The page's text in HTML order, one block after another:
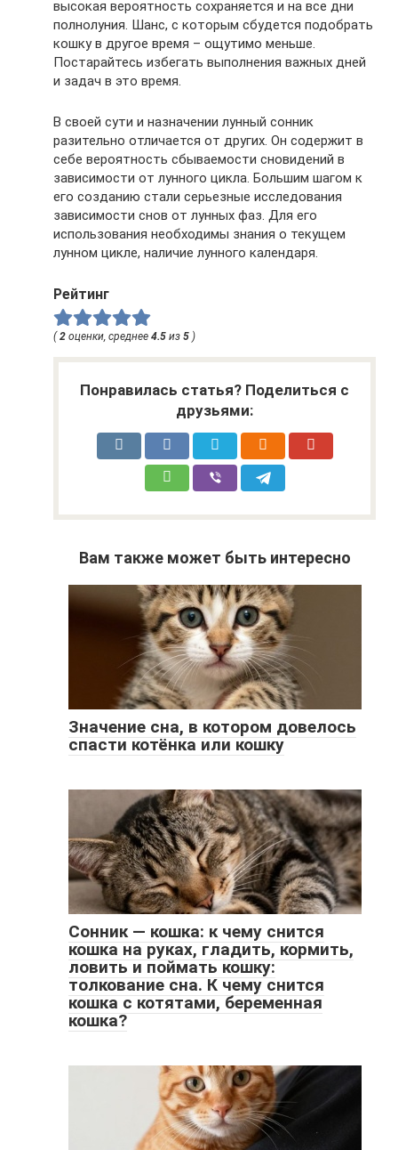
высокая вероятность сохраняется и на все дни
полнолуния. Шанс, с которым сбудется подобрать
кошку в другое время – ощутимо меньше.
Постарайтесь избегать выполнения важных дней
и задач в это время.
В своей сути и назначении лунный сонник
разительно отличается от других. Он содержит в
себе вероятность сбываемости сновидений в
зависимости от лунного цикла. Большим шагом к
его созданию стали серьезные исследования
зависимости снов от лунных фаз. Для его
использования необходимы знания о текущем
лунном цикле, наличие лунного календаря.
Рейтинг
(2 оценки, среднее 4.5 из 5 )
Понравилась статья? Поделиться с
друзьями:
Вам также может быть интересно
Значение сна, в котором довелось
спасти котёнка или кошку
Сонник — кошка: к чему снится
кошка на руках, гладить, кормить,
ловить и поймать кошку:
толкование сна. К чему снится
кошка с котятами, беременная
кошка?